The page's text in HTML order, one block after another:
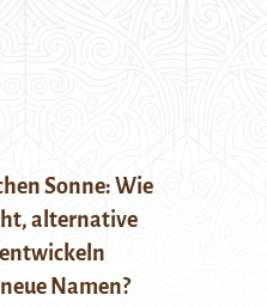
Sonne: Wie
alternative
Namen?